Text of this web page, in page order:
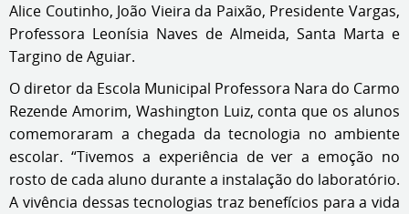
Alice Coutinho, João Vieira da Paixão, Presidente Vargas,
Professora Leonísia Naves de Almeida, Santa Marta e
Targino de Aguiar.
O diretor da Escola Municipal Professora Nara do Carmo
Rezende Amorim, Washington Luiz, conta que os alunos
comemoraram a chegada da tecnologia no ambiente
escolar. “Tivemos a experiência de ver a emoção no
rosto de cada aluno durante a instalação do laboratório.
A vivência dessas tecnologias traz benefícios para a vida